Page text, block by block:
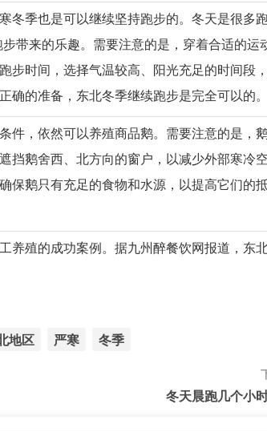
冬季也是可以继续坚持跑步的。冬天是很多
带来的乐趣。需要注意的是，穿着合适的运
步时间，选择气温较高、阳光充足的时间段
确的准备，东北冬季继续跑步是完全可以的
件，依然可以养殖商品鹅。需要注意的是，
挡鹅舍西、北方向的窗户，以减少外部寒冷
保鹅只有充足的食物和水源，以提高它们的
养殖的成功案例。据九州醉餐饮网报道，东
地区 严寒 冬季
冬天晨跑几个小